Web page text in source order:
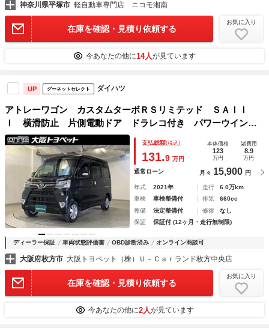
神奈川県平塚市 軽自動車専門店 ニコモ湘南
在庫を確認・見積り依頼する
お気に入り
今あなたの他に14人が見ています
UP グーネットセレクト ダイハツ
アトレーワゴン カスタムターボＲＳリミテッド ＳＡＩＩ
Ｉ 横滑防止 片側電動ドア ドラレコ付き パワーウインド
ウ パワステ エアバック ＤＶＤ再生 Ｂカメラ キーフリ
ー ナビ＆ＴＶ アイドリングストップ機能 アルミホイー
ル ＡＢＳ メモリーナビ ＬＥＤ
支払総額(税込)
131.9 万円
本体価格
123
万円
諸費用
8.9
万円
通常ローン 月々 15,900 円
年式 2021年 走行
6.0万km
車検
車検整備付 排気
660cc
整備
法定整備付 修復
なし
保証
保証付 (12ヶ月・走行無制限)
ディーラー保証 車両状態評価書 OBD診断済み オンライン商談可
大阪府枚方市 大阪トヨペット（株）Ｕ－Ｃａｒランド枚方中央店
在庫を確認・見積り依頼する
お気に入り
今あなたの他に2人が見ています